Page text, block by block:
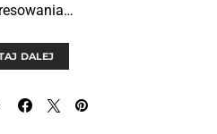
DALEJ